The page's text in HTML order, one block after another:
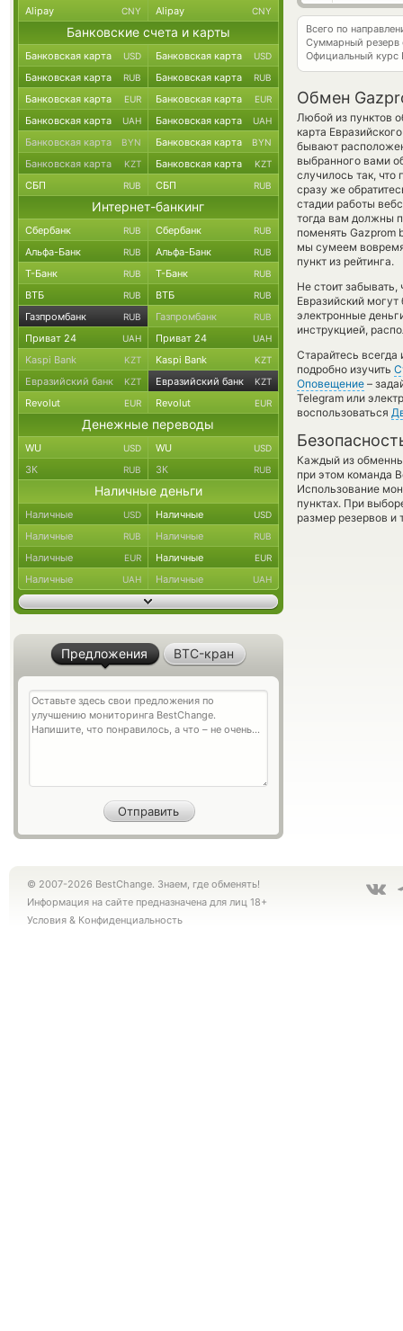
Всего по
Суммарный резерв
Официальный курс
Обмен
Любой из пунктов
карта
бывают
выбранного вами
случилось так,
сразу же
стадии работы
тогда вам должны
поменять Gazprom
мы сумеем
пункт из рейтинга.
Не стоит
Евразийский
электронные
инструкцией,
Старайтесь всегда
подробно изучить
Оповещение –
Telegram или
воспользоваться
Каждый из
при этом команда
Использование
пунктах. При
размер резервов и
Alipay CNY Alipay CNY
Банковские счета и карты
Банковская карта USD Банковская карта USD
Банковская карта RUB Банковская карта RUB
Банковская карта EUR Банковская карта EUR
Банковская карта UAH Банковская карта UAH
Банковская карта BYN Банковская карта BYN
Банковская карта KZT Банковская карта KZT
СБП RUB СБП RUB
Интернет-банкинг
Сбербанк RUB Сбербанк RUB
Альфа-Банк RUB Альфа-Банк RUB
Т-Банк RUB Т-Банк RUB
ВТБ RUB ВТБ RUB
Газпромбанк RUB Газпромбанк RUB
Приват 24 UAH Приват 24 UAH
Kaspi Bank KZT Kaspi Bank KZT
Евразийский банк KZT Евразийский банк KZT
Revolut EUR Revolut EUR
Денежные переводы
WU USD WU USD
ЗК RUB ЗК RUB
Наличные деньги
Наличные USD Наличные USD
Наличные RUB Наличные RUB
Наличные EUR Наличные EUR
Наличные UAH Наличные UAH
Предложения BTC-кран
© 2007-2026 BestChange. Знаем, где обменять!
Информация на сайте предназначена для лиц 18+
Условия & Конфиденциальность